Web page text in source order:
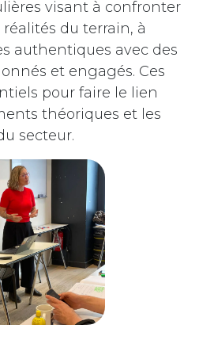
visant à confronter
du terrain, à
authentiques avec des
et engagés. Ces
pour faire le lien
théoriques et les
secteur.